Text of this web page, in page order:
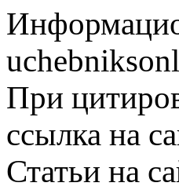
При
ссылка на
Статьи на